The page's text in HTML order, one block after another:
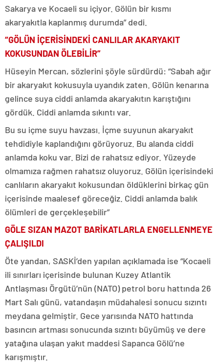
Sakarya ve Kocaeli su içiyor. Gölün bir kısmı
akaryakıtla kaplanmış durumda” dedi.
“GÖLÜN İÇERİSİNDEKİ CANLILAR AKARYAKIT
KOKUSUNDAN ÖLEBİLİR”
Hüseyin Mercan, sözlerini şöyle sürdürdü: “Sabah ağır
bir akaryakıt kokusuyla uyandık zaten. Gölün kenarına
gelince suya ciddi anlamda akaryakıtın karıştığını
gördük. Ciddi anlamda sıkıntı var.
Bu su içme suyu havzası. İçme suyunun akaryakıt
tehdidiyle kaplandığını görüyoruz. Bu alanda ciddi
anlamda koku var. Bizi de rahatsız ediyor. Yüzeyde
olmamıza rağmen rahatsız oluyoruz. Gölün içerisindeki
canlıların akaryakıt kokusundan öldüklerini birkaç gün
içerisinde maalesef göreceğiz. Ciddi anlamda balık
ölümleri de gerçekleşebilir”
GÖLE SIZAN MAZOT BARİKATLARLA ENGELLENMEYE
ÇALIŞILDI
Öte yandan, SASKİ’den yapılan açıklamada ise “Kocaeli
ili sınırları içerisinde bulunan Kuzey Atlantik
Antlaşması Örgütü’nün (NATO) petrol boru hattında 26
Mart Salı günü, vatandaşın müdahalesi sonucu sızıntı
meydana gelmiştir. Gece yarısında NATO hattında
basıncın artması sonucunda sızıntı büyümüş ve dere
yatağına ulaşan yakıt maddesi Sapanca Gölü’ne
karışmıştır.